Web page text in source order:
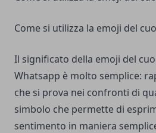
Come si utilizza la emoji del
Il significato della emoji del
Whatsapp è molto semplice:
che si prova nei confronti di
simbolo che permette di
sentimento in maniera